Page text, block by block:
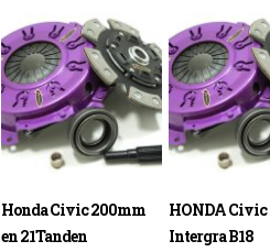
Honda Civic 200mm
en 21Tanden
HONDA Civic
Intergra B18